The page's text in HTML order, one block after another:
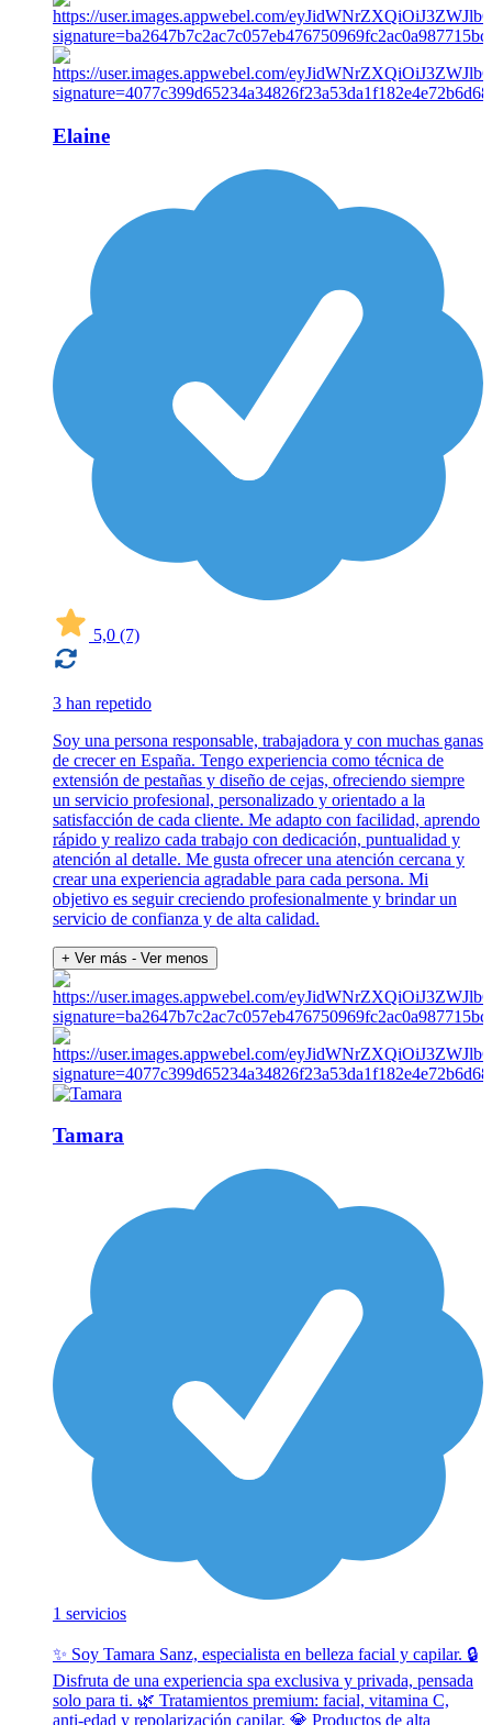
Elaine
5,0 (7)
3 han repetido
Soy una persona responsable, trabajadora y con muchas ganas
de crecer en España. Tengo experiencia como técnica de
extensión de pestañas y diseño de cejas, ofreciendo siempre
un servicio profesional, personalizado y orientado a la
satisfacción de cada cliente. Me adapto con facilidad, aprendo
rápido y realizo cada trabajo con dedicación, puntualidad y
atención al detalle. Me gusta ofrecer una atención cercana y
crear una experiencia agradable para cada persona. Mi
objetivo es seguir creciendo profesionalmente y brindar un
servicio de confianza y de alta calidad.
+ Ver más - Ver menos
Tamara
1 servicios
✨ Soy Tamara Sanz, especialista en belleza facial y capilar. 🔒
Disfruta de una experiencia spa exclusiva y privada, pensada
solo para ti. 🌿 Tratamientos premium: facial, vitamina C,
anti-edad y repolarización capilar. 💎 Productos de alta